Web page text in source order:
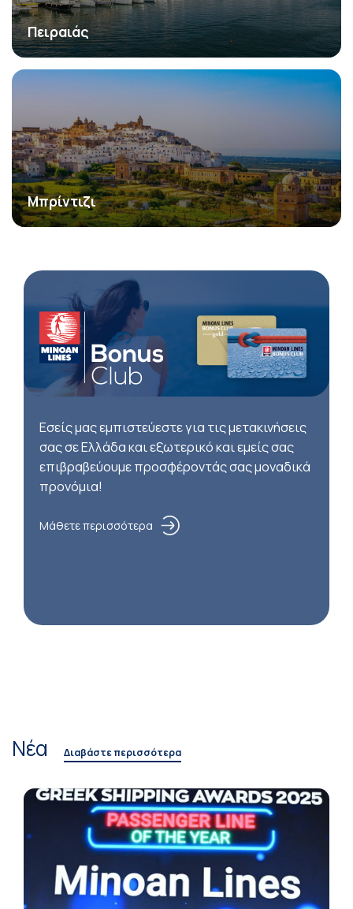
Πειραιάς
Μπρίντιζι
Εσείς μας εμπιστεύεστε για τις μετακινήσεις
σας σε Ελλάδα και εξωτερικό και εμείς σας
επιβραβεύουμε προσφέροντάς σας μοναδικά
προνόμια!
Μάθετε περισσότερα
Νέα Διαβάστε περισσότερα